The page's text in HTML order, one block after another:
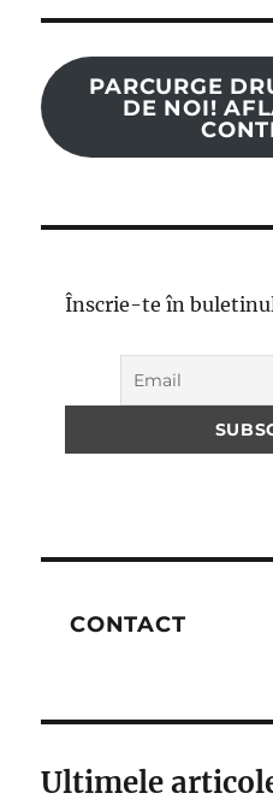
PARCURGE
DE NOI!
Înscrie-te în
CONTACT
Ultimele